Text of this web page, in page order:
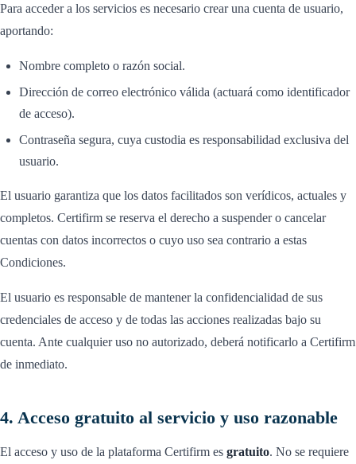
Para acceder a los servicios es necesario crear una cuenta de usuario,
aportando:
Nombre completo o razón social.
Dirección de correo electrónico válida (actuará como identificador
de acceso).
Contraseña segura, cuya custodia es responsabilidad exclusiva del
usuario.
El usuario garantiza que los datos facilitados son verídicos, actuales y
completos. Certifirm se reserva el derecho a suspender o cancelar
cuentas con datos incorrectos o cuyo uso sea contrario a estas
Condiciones.
El usuario es responsable de mantener la confidencialidad de sus
credenciales de acceso y de todas las acciones realizadas bajo su
cuenta. Ante cualquier uso no autorizado, deberá notificarlo a Certifirm
de inmediato.
4. Acceso gratuito al servicio y uso razonable
El acceso y uso de la plataforma Certifirm es gratuito. No se requiere